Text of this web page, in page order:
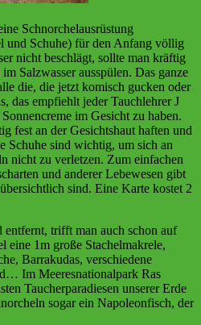
Schnorchelausrüstung
und Schuhe) für den Anfang völlig
nicht beschlägt, sollte man kräftig
Salzwasser ausspülen. Das ganze
die, die jetzt komisch gucken oder
das empfiehlt jeder Tauchlehrer J
im Gesicht zu haben.
fest an der Gesichtshaut haften und
Schuhe sind wichtig, um sich an
nicht zu verletzen. Zum einfachen
und anderer Lebewesen gibt
sind. Eine Karte kostet 2
trifft man auch schon auf
eine 1m große Stachelmakrele,
Barrakudas, verschiedene
Im Meeresnationalpark Ras
Taucherparadiesen unserer Erde
sogar ein Napoleonfisch, der